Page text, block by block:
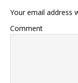
Your email address
Comment